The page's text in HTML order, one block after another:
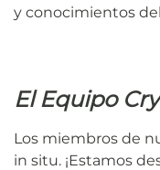
y conocimientos
El Equipo
Los miembros de
in situ. ¡Estamos